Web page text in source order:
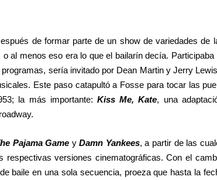
de formar parte de un show de variedades de
al menos eso era lo que el bailarín decía.
sería invitado por Dean Martin y Jerry
Este paso catapultó a Fosse para tocar las
la más importante: Kiss Me, Kate, una
Pajama Game yDamn Yankees, a partir de las
versiones cinematográficas. Con el
baile en una sola secuencia, proeza que hasta la